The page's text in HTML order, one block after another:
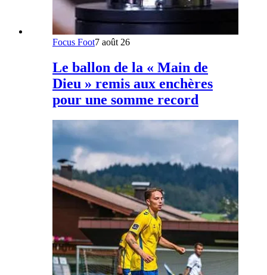
Focus Foot7 août 26
Le ballon de la « Main de
Dieu » remis aux enchères
pour une somme record